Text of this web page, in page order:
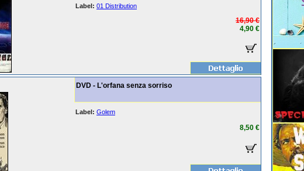
Label: 01 Distribution
16,90 €
4,90 €
DVD - L'orfana senza sorriso
Label: Golem
8,50 €